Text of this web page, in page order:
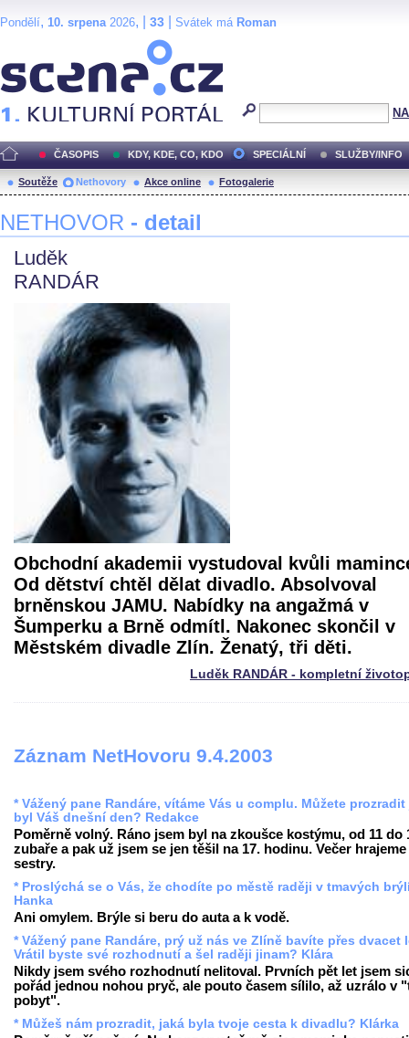
Pondělí, 10. srpena2026, | 33 Svátek má Roman
ČASOPIS KDY, KDE, CO, KDO SPECIÁLNÍ SLUŽBY/INFO
Soutěže Nethovory Akce online Fotogalerie
NETHOVOR - detail
Luděk
RANDÁR
Obchodní akademii vystudoval kvůli
Od dětství chtěl dělat divadlo. Absolvoval
brněnskou JAMU. Nabídky na angažmá v
Šumperku a Brně odmítl. Nakonec skončil v
Městském divadle Zlín. Ženatý, tři děti.
Luděk RANDÁR - kompletní
Záznam NetHovoru 9.4.2003
* Vážený pane Randáre, vítáme Vás u complu. Můžete prozradit
byl Váš dnešní den? Redakce
Poměrně volný. Ráno jsem byl na zkoušce kostýmu, od 11 do
zubaře a pak už jsem se jen těšil na 17. hodinu. Večer
sestry.
* Proslýchá se o Vás, že chodíte po městě raději v tmavých
Hanka
Ani omylem. Brýle si beru do auta a k vodě.
* Vážený pane Randáre, prý už nás ve Zlíně bavíte přes dvacet
Vrátil byste své rozhodnutí a šel raději jinam? Klára
Nikdy jsem svého rozhodnutí nelitoval. Prvních pět let jsem
pořád jednou nohou pryč, ale pouto časem sílilo, až uzrálo v
pobyt".
* Můžeš nám prozradit, jaká byla tvoje cesta k divadlu? Klárka